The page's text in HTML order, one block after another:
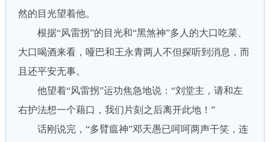
然的目光望着他。
根据“风雷拐”的目光和“黑煞神”多人的大口吃菜、
大口喝酒来看，哑巴和王永青两人不但探听到消息，而
且还平安无事。
他望着“风雷拐”运功焦急地说：“刘堂主，请和左
右护法想一个藉口，我们片刻之后离开此地！”
话刚说完，“多臂瘟神”邓天愚已呵呵两声干笑，连